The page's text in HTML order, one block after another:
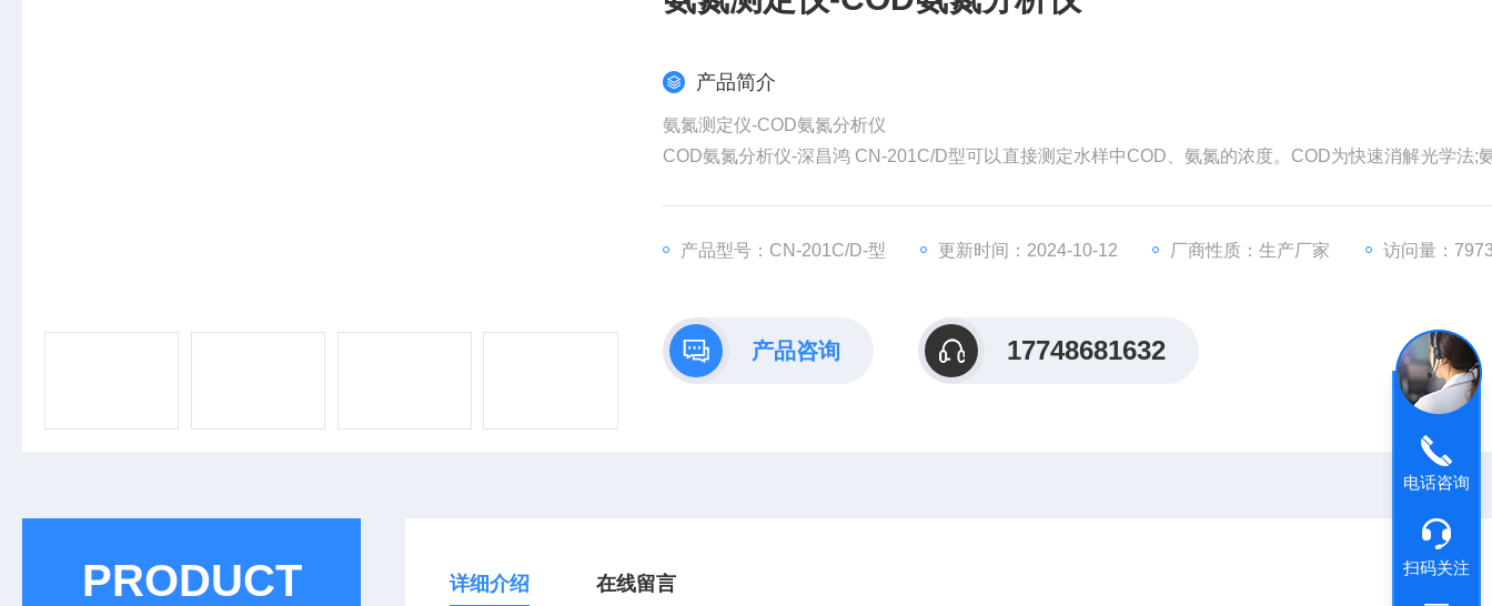
产品简介
氨氮测定仪-COD氨氮分析仪
COD氨氮分析仪-深昌鸿 CN-201C/D型可以直接测定水样中COD、氨氮的浓度。COD为快速消解光学法;
产品型号：CN-201C/D-型
更新时间：2024-10-12 厂商性质：生产厂家 访问量：
产品咨询 17748681632
PRODUCT 详细介绍 在线留言
电话咨询
扫码关注